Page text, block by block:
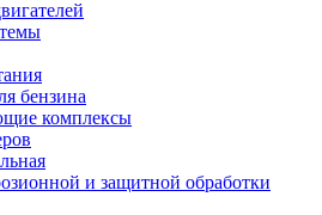
бензина
комплексы
и защитной обработки